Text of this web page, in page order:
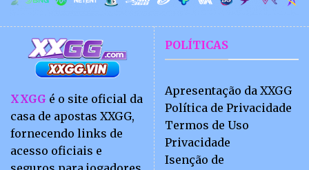
XXGG é o site oficial da
casa de apostas XXGG,
fornecendo links de
acesso oficiais e
POLÍTICAS
Apresentação da XXGG
Política de Privacidade
Termos de Uso
Privacidade
Isenção de